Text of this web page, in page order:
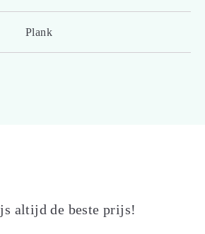
Plank
altijd de beste prijs!